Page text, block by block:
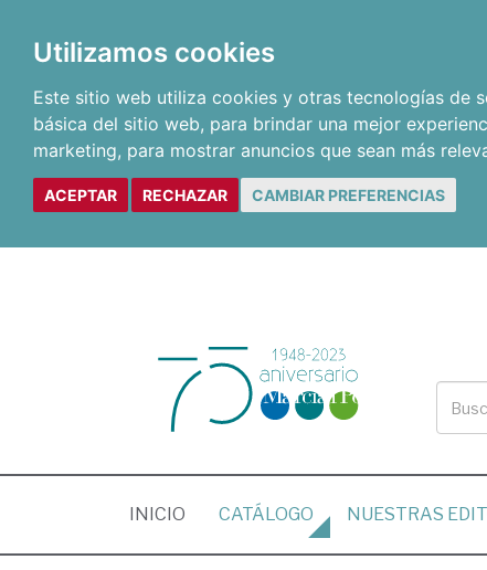
Utilizamos cookies
Este sitio web utiliza cookies y otras tecnologías de
básica del sitio web, para brindar una mejor
marketing, para mostrar anuncios que sean más
ACEPTAR RECHAZAR CAMBIAR PREFERENCIAS
INICIO (CURRENT)
CATÁLOGO NUESTRAS